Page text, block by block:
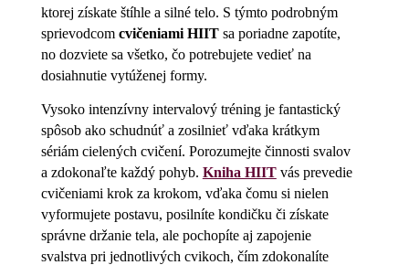
ktorej získate štíhle a silné telo. S týmto podrobným
sprievodcom cvičeniami HIITsa poriadne zapotíte,
no dozviete sa všetko, čo potrebujete vedieť na
dosiahnutie vytúženej formy.
Vysoko intenzívny intervalový tréning je fantastický
spôsob ako schudnúť a zosilnieť vďaka krátkym
sériám cielených cvičení. Porozumejte činnosti svalov
a zdokonaľte každý pohyb. Kniha HIIT vás prevedie
cvičeniami krok za krokom, vďaka čomu si nielen
vyformujete postavu, posilníte kondičku či získate
správne držanie tela, ale pochopíte aj zapojenie
svalstva pri jednotlivých cvikoch, čím zdokonalíte